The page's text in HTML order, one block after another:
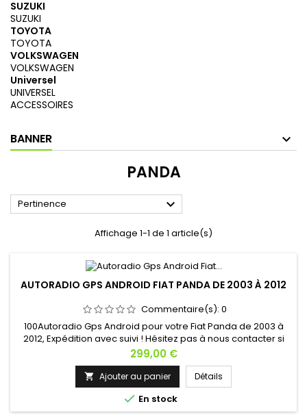
SUZUKI
SUZUKI
TOYOTA
TOYOTA
VOLKSWAGEN
VOLKSWAGEN
Universel
UNIVERSEL
ACCESSOIRES
BANNER
PANDA
Pertinence 
Affichage 1-1 de 1 article(s)
AUTORADIO GPS ANDROID FIAT PANDA DE 2003 À 2012
Commentaire(s): 0
100Autoradio Gps Android pour votre Fiat Panda de 2003 à
2012, Expédition avec suivi ! Hésitez pas à nous contacter si
vous avez une question !
Prix
299,00 €
 Ajouter au panier Détails
 En stock